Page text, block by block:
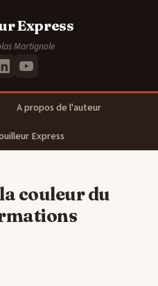
Express
Martignole
A propos de l'auteur
Express
couleur du